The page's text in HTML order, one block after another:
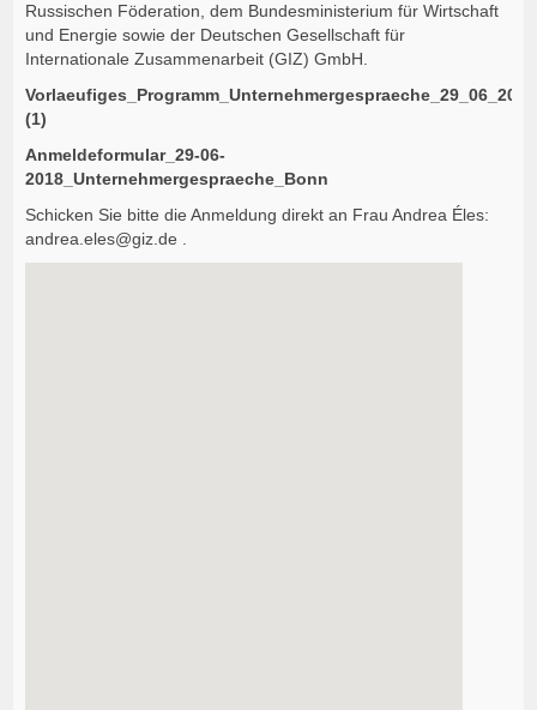
Russischen Föderation, dem Bundesministerium für Wirtschaft
und Energie sowie der Deutschen Gesellschaft für
Internationale Zusammenarbeit (GIZ) GmbH.
Vorlaeufiges_Programm_Unternehmergespraeche_29_06_2018
(1)
Anmeldeformular_29-06-
2018_Unternehmergespraeche_Bonn
Schicken Sie bitte die Anmeldung direkt an Frau Andrea Éles:
andrea.eles@giz.de .